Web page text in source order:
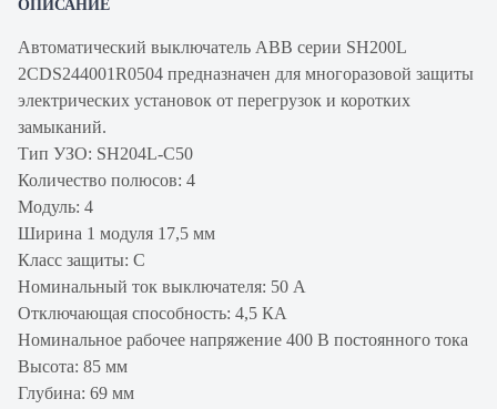
ОПИСАНИЕ
Автоматический выключатель ABB серии SH200L
2CDS244001R0504 предназначен для многоразовой защиты
электрических установок от перегрузок и коротких
замыканий.
Тип УЗО: SH204L-C50
Количество полюсов: 4
Модуль: 4
Ширина 1 модуля 17,5 мм
Класс защиты: C
Номинальный ток выключателя: 50 А
Отключающая способность: 4,5 КА
Номинальное рабочее напряжение 400 В постоянного тока
Высота: 85 мм
Глубина: 69 мм